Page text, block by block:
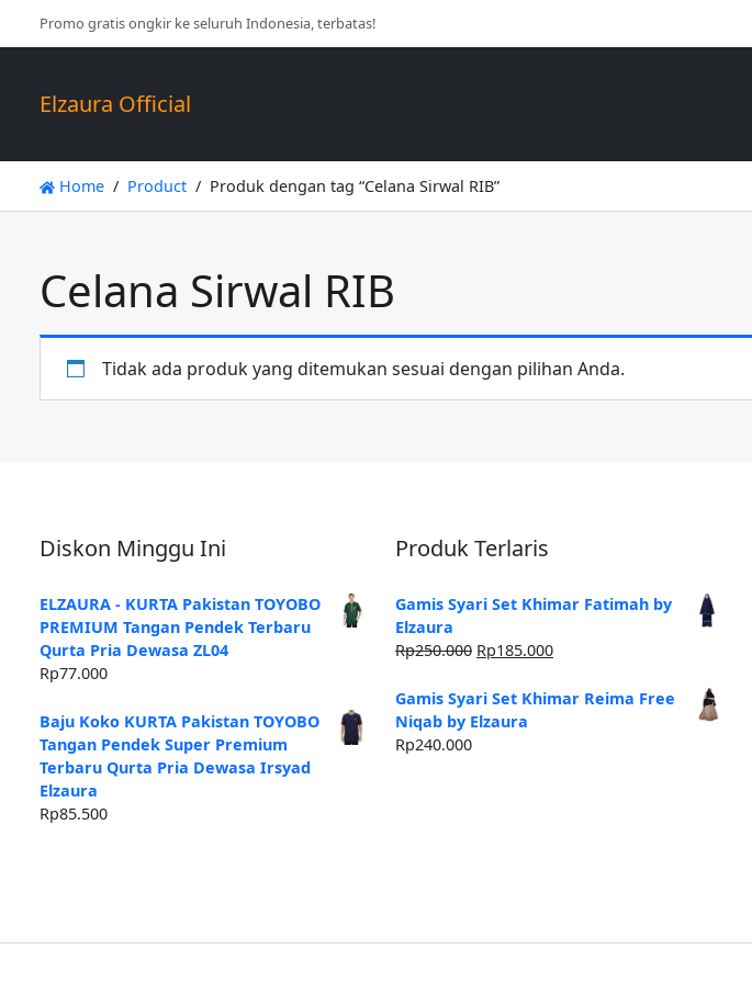
Promo gratis ongkir ke seluruh Indonesia, terbatas!
Elzaura Official
Home Product Produk dengan tag “Celana Sirwal RIB”
Celana Sirwal RIB
Tidak ada produk yang ditemukan sesuai dengan pilihan Anda.
Diskon Minggu Ini
ELZAURA - KURTA Pakistan TOYOBO
PREMIUM Tangan Pendek Terbaru
Qurta Pria Dewasa ZL04
Rp77.000
Baju Koko KURTA Pakistan TOYOBO
Tangan Pendek Super Premium
Terbaru Qurta Pria Dewasa Irsyad
Elzaura
Rp85.500
Produk Terlaris
Gamis Syari Set Khimar Fatimah by
Elzaura
Rp250.000 Harga
adalah:
Rp250.000.
Rp185.000Harga
ini
Gamis Syari Set Khimar Reima Free
Niqab by Elzaura
Rp240.000